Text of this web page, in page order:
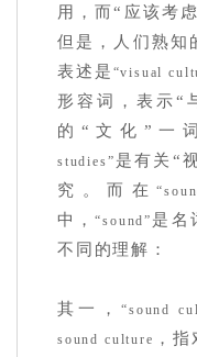
用，而“应该考
但是，人们熟知
表述是 “visual
形容词，表示“
的“文化”一
studies” 是有关“
究。而在
中，“sound” 是名
不同的理解：
其一，“sound
sound culture ，